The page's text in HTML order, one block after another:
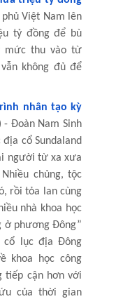
Việt Nam lên
tỷ đồng để bù
mức thu vào từ
không đủ để
nhân tạo kỳ
- Đoàn Nam Sinh
cổ Sundaland
người từ xa xưa
chủng, tộc
rồi tỏa lan cùng
nhà khoa học
ở phương Đông”
cổ lục địa Đông
khoa học công
tiếp cận hơn với
của thời gian